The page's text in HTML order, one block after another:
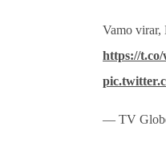
Vamo virar,
https://
— TV